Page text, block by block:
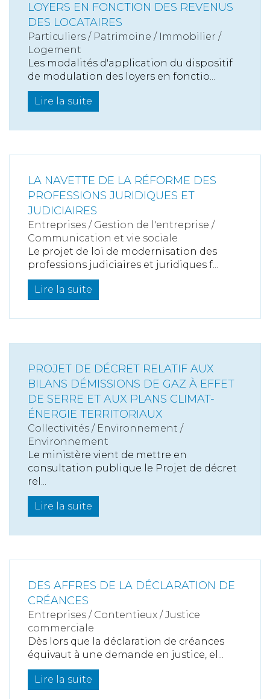
LOYERS EN FONCTION DES REVENUS
DES LOCATAIRES
Particuliers / Patrimoine / Immobilier /
Logement
Les modalités d'application du dispositif
de modulation des loyers en fonctio...
Lire la suite
LA NAVETTE DE LA RÉFORME DES
PROFESSIONS JURIDIQUES ET
JUDICIAIRES
Entreprises / Gestion de l'entreprise /
Communication et vie sociale
Le projet de loi de modernisation des
professions judiciaires et juridiques f...
Lire la suite
PROJET DE DÉCRET RELATIF AUX
BILANS DÉMISSIONS DE GAZ À EFFET
DE SERRE ET AUX PLANS CLIMAT-
ÉNERGIE TERRITORIAUX
Collectivités / Environnement /
Environnement
Le ministère vient de mettre en
consultation publique le Projet de décret
rel...
Lire la suite
DES AFFRES DE LA DÉCLARATION DE
CRÉANCES
Entreprises / Contentieux /Justice
commerciale
Dès lors que la déclaration de créances
équivaut à une demande en justice, el...
Lire la suite